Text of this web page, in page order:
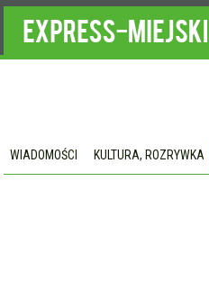
WIADOMOŚCI KULTURA, ROZRYWKA